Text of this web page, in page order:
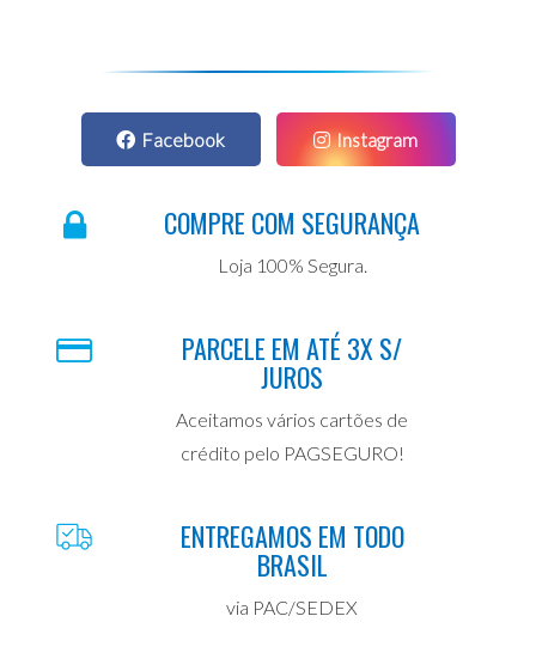
Facebook Instagram
COMPRE COM SEGURANÇA
Loja 100% Segura.
PARCELE EM ATÉ 3X S/
JUROS
Aceitamos vários cartões de
crédito pelo PAGSEGURO!
ENTREGAMOS EM TODO
BRASIL
via PAC/SEDEX